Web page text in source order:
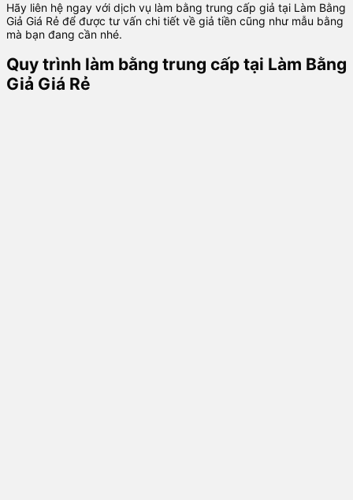
Hãy liên hệ ngay với dịch vụ làm bằng trung cấp giả tại Làm Bằng
Giả Giá Rẻ để được tư vấn chi tiết về giả tiền cũng như mẫu bằng
mà bạn đang cần nhé.
Quy trình làm bằng trung cấp tại Làm Bằng
Giả Giá Rẻ